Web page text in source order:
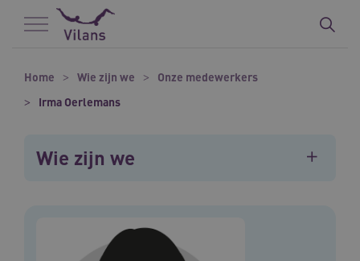
Naar hoofdinhoud
Naar footer
Home Wie zijn we
Onze medewerkers
Irma Oerlemans
Wie zijn we